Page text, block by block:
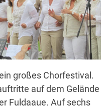
großes Chorfestival.
auf dem Gelände
Fuldaaue. Auf sechs